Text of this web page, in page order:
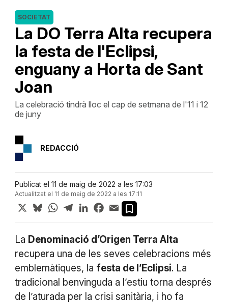
La DO Terra Alta recupera
la festa de l'Eclipsi,
enguany a Horta de Sant
Joan
SOCIETAT
La celebració tindrà lloc el cap de setmana de l'11 i 12
de juny
REDACCIÓ
Publicat el 11 de maig de 2022 a les 17:03
Actualitzat el 11 de maig de 2022 a les 17:11
X BlueskyWhatsApp
TelegramLinkedInFacebook
Email
La Denominació d’Origen Terra Alta
recupera una de les seves celebracions més
emblemàtiques, la festa de l’Eclipsi. La
tradicional benvinguda a l’estiu torna després
de l’aturada per la crisi sanitària, i ho fa